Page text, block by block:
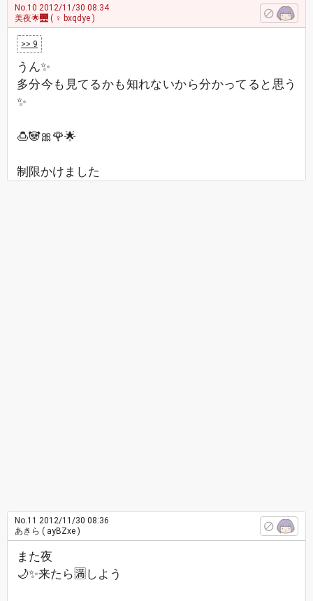
No.10 2012/11/30 08:34
美夜🌟🌉 ( ♀ bxqdye )
>> 9
うん✨
多分今も見てるかも知れないから分かってると思う
✨
🍮🐼🎀🌹🌟
制限かけました
No.11 2012/11/30 08:36
あきら ( ayBZxe )
また夜
🌙✨来たら🈵しよう